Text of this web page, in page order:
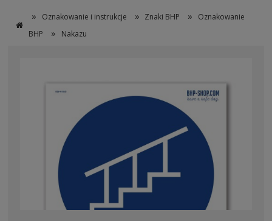
» Oznakowanie i instrukcje » Znaki BHP »
Oznakowanie
BHP
» Nakazu